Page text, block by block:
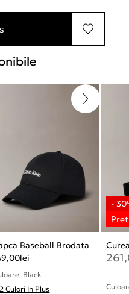
Baseball Brodata
lei
Black
Culori In Plus